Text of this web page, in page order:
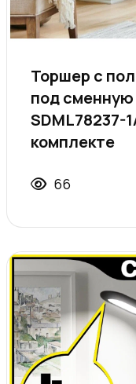
Торшер с
под сменную
SDML78237-
комплекте
66